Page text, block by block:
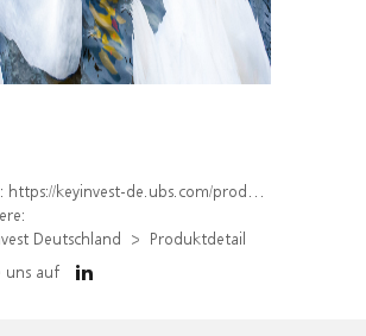
https://keyinvest-de.ubs.com/produkt/detail/index/isin/DE000WA4XSX9
Deutschland
Produktdetail
uns auf